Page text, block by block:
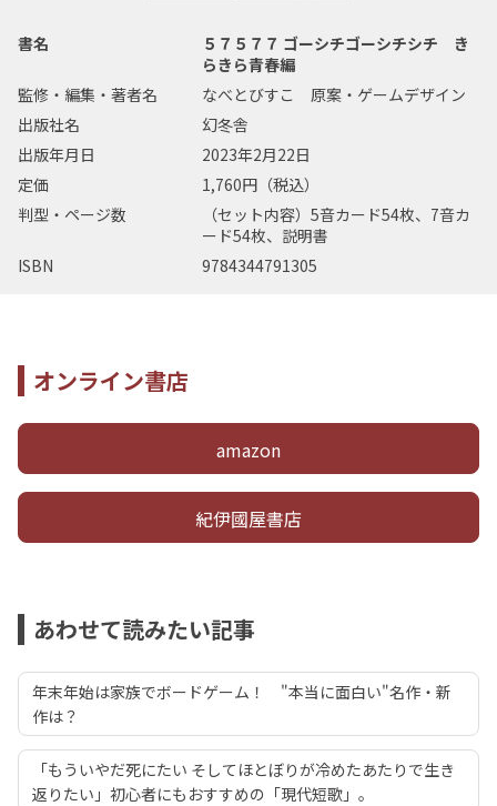
書名
５７５７７ ゴーシチゴーシチシチ き
らきら青春編
監修・編集・著者名
なべとびすこ 原案・ゲームデザイン
出版社名
幻冬舎
出版年月日
2023年2月22日
定価
1,760円（税込）
判型・ページ数
（セット内容）5音カード54枚、7音カ
ード54枚、説明書
ISBN
9784344791305
オンライン書店
amazon
紀伊國屋書店
あわせて読みたい記事
年末年始は家族でボードゲーム！ "本当に面白い"名作・新
作は？
「もういやだ死にたい そしてほとぼりが冷めたあたりで生き
返りたい」初心者にもおすすめの「現代短歌」。